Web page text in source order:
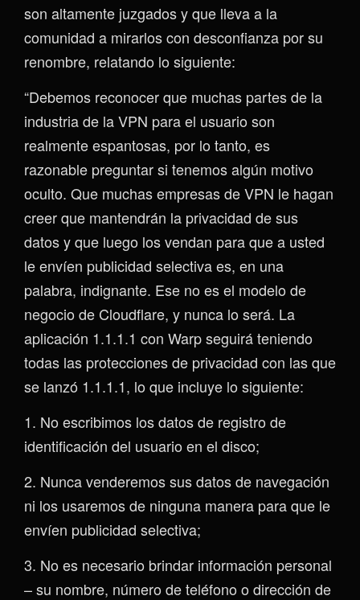
son altamente juzgados y que lleva a la
comunidad a mirarlos con desconfianza por su
renombre, relatando lo siguiente:
“Debemos reconocer que muchas partes de la
industria de la VPN para el usuario son
realmente espantosas, por lo tanto, es
razonable preguntar si tenemos algún motivo
oculto. Que muchas empresas de VPN le hagan
creer que mantendrán la privacidad de sus
datos y que luego los vendan para que a usted
le envíen publicidad selectiva es, en una
palabra, indignante. Ese no es el modelo de
negocio de Cloudflare, y nunca lo será. La
aplicación 1.1.1.1 con Warp seguirá teniendo
todas las protecciones de privacidad con las que
se lanzó 1.1.1.1, lo que incluye lo siguiente:
1. No escribimos los datos de registro de
identificación del usuario en el disco;
2. Nunca venderemos sus datos de navegación
ni los usaremos de ninguna manera para que le
envíen publicidad selectiva;
3. No es necesario brindar información personal
– su nombre, número de teléfono o dirección de